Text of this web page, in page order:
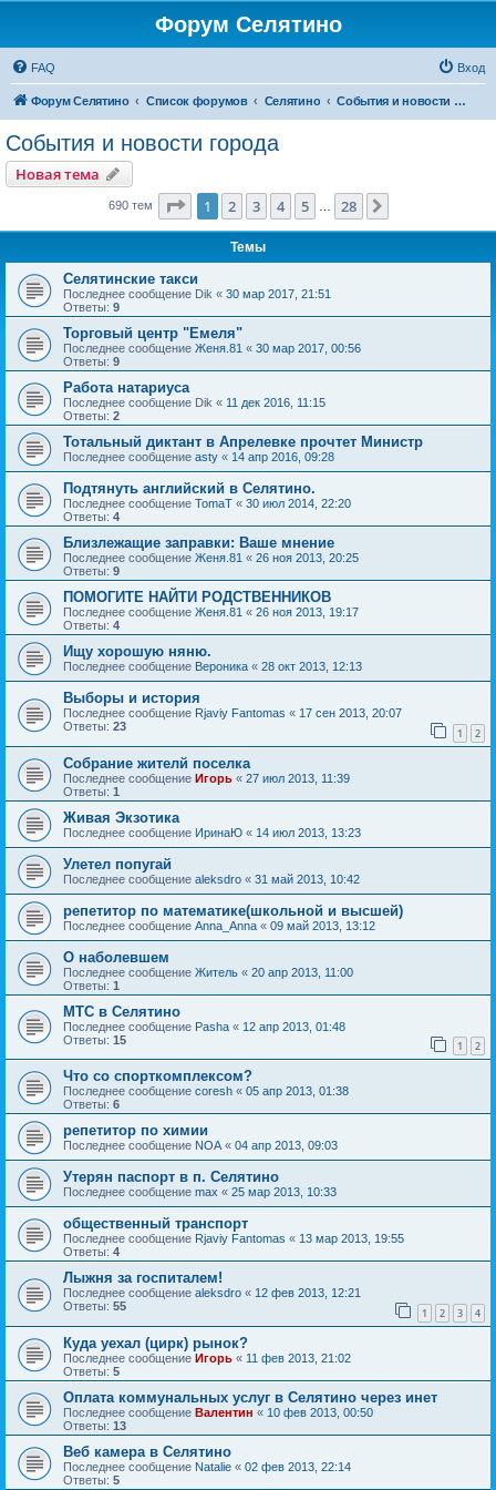
Форум Селятино
FAQ Вход
Форум Селятино Список форумов Селятино События и новости города
События и новости города
Новая тема
690 тем Страница из 28
1 2 3 4 5 28
Темы
Селятинские такси
Последнее сообщение Dik « 30 мар 2017, 21:51
Ответы: 9
Торговый центр "Емеля"
Последнее сообщение Женя.81 « 30 мар 2017, 00:56
Ответы: 9
Работа натариуса
Последнее сообщение Dik « 11 дек 2016, 11:15
Ответы: 2
Тотальный диктант в Апрелевке прочтет Министр
Последнее сообщение asty « 14 апр 2016, 09:28
Подтянуть английский в Селятино.
Последнее сообщение TomaT « 30 июл 2014, 22:20
Ответы: 4
Близлежащие заправки: Ваше мнение
Последнее сообщение Женя.81 « 26 ноя 2013, 20:25
Ответы: 9
ПОМОГИТЕ НАЙТИ РОДСТВЕННИКОВ
Последнее сообщение Женя.81 « 26 ноя 2013, 19:17
Ответы: 4
Ищу хорошую няню.
Последнее сообщение Вероника « 28 окт 2013, 12:13
Выборы и история
Последнее сообщение Rjaviy Fantomas « 17 сен 2013, 20:07
Ответы: 23 1 2
Собрание жителй поселка
Последнее сообщение Игорь « 27 июл 2013, 11:39
Ответы: 1
Живая Экзотика
Последнее сообщение ИринаЮ « 14 июл 2013, 13:23
Улетел попугай
Последнее сообщение aleksdro « 31 май 2013, 10:42
репетитор по математике(школьной и высшей)
Последнее сообщение Anna_Anna « 09 май 2013, 13:12
О наболевшем
Последнее сообщение Житель « 20 апр 2013, 11:00
Ответы: 1
МТС в Селятино
Последнее сообщение Pasha « 12 апр 2013, 01:48
Ответы: 15 1 2
Что со спорткомплексом?
Последнее сообщение coresh « 05 апр 2013, 01:38
Ответы: 6
репетитор по химии
Последнее сообщение NOA « 04 апр 2013, 09:03
Утерян паспорт в п. Селятино
Последнее сообщение max « 25 мар 2013, 10:33
общественный транспорт
Последнее сообщение Rjaviy Fantomas « 13 мар 2013, 19:55
Ответы: 4
Лыжня за госпиталем!
Последнее сообщение aleksdro « 12 фев 2013, 12:21
Ответы: 55 1 2 3 4
Куда уехал (цирк) рынок?
Последнее сообщение Игорь « 11 фев 2013, 21:02
Ответы: 5
Оплата коммунальных услуг в Селятино через инет
Последнее сообщение Валентин « 10 фев 2013, 00:50
Ответы: 13
Веб камера в Селятино
Последнее сообщение Natalie « 02 фев 2013, 22:14
Ответы: 5